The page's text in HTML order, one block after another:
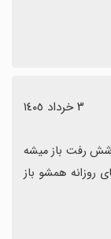
٣ خرداد ١٤٠٥